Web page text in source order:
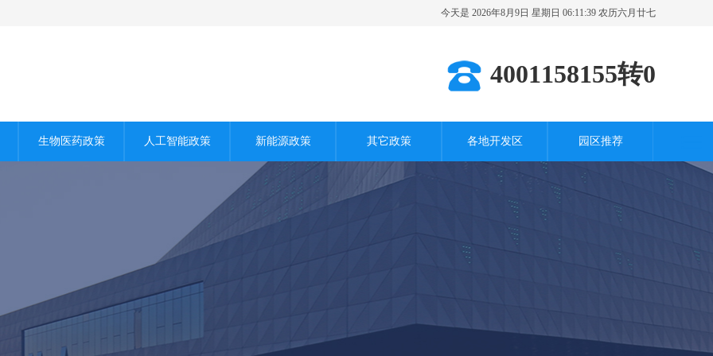
今天是 2026年8月9日 星期日 06:11:40 农历六月廿七
4001158155转0
生物医药政策 人工智能政策 新能源政策 其它政策 各地开发区
其它城市
园区推荐